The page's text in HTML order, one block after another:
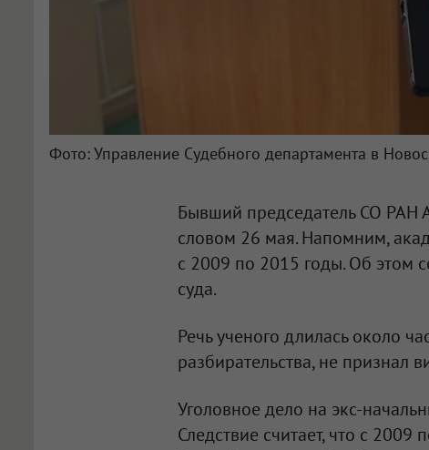
Фото: Управление Судебного департамента в
Бывший председатель СО РАН
словом 26 мая. Напомним,
с 2009 по 2015 годы. Об этом
суда.
Речь ученого длилась около
разбирательства, не признал
Уголовное дело на экс-
Следствие считает, что с